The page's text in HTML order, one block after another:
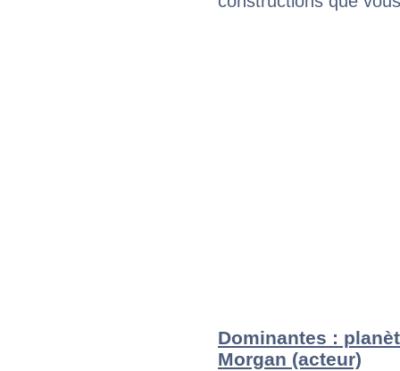
Dominantes :
Morgan (acteur)